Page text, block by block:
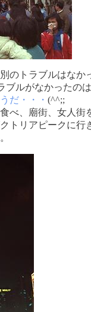
のトラブルはなか
ブルがなかったの
だ・・・ (^^;;
べ、廟街、女人街
トリアピークに行